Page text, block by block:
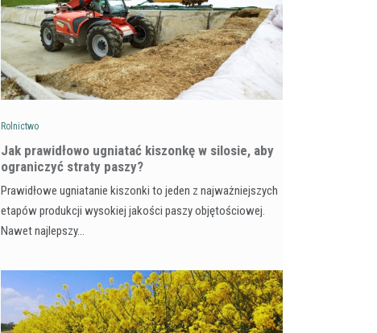
Rolnictwo
Jak prawidłowo ugniatać kiszonkę w silosie, aby
ograniczyć straty paszy?
Prawidłowe ugniatanie kiszonki to jeden z najważniejszych
etapów produkcji wysokiej jakości paszy objętościowej.
Nawet najlepszy…